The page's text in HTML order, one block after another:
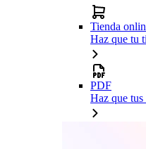
Tienda
Haz que tu
PDF
Haz que tus